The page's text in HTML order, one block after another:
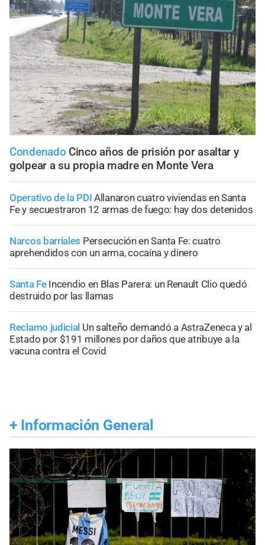
Condenado Cinco años de prisión por asaltar y
golpear a su propia madre en Monte Vera
Operativo de la PDI Allanaron cuatro viviendas en Santa
Fe y secuestraron 12 armas de fuego: hay dos detenidos
Narcos barriales Persecución en Santa Fe: cuatro
aprehendidos con un arma, cocaína y dinero
Santa Fe Incendio en Blas Parera: un Renault Clio quedó
destruido por las llamas
Reclamo judicial Un salteño demandó a AstraZeneca y al
Estado por $191 millones por daños que atribuye a la
vacuna contra el Covid
+ Información General